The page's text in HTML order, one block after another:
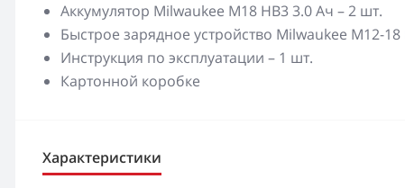
Аккумулятор Milwaukee M18 HB3 3.0 Ач – 2 шт.
Быстрое зарядное устройство Milwaukee M12-18
Инструкция по эксплуатации – 1 шт.
Картонной коробке
Характеристики